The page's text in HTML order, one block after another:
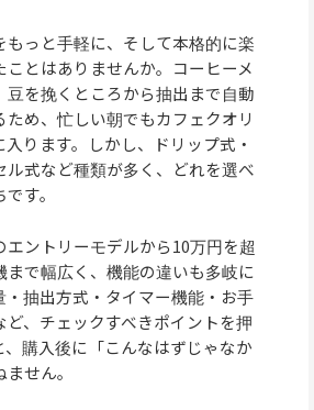
もっと手軽に、そして本格的に楽
ことはありませんか。コーヒーメ
豆を挽くところから抽出まで自動
め、忙しい朝でもカフェクオリ
ります。しかし、ドリップ式・
ル式など種類が多く、どれを選べ
す。
ントリーモデルから10万円を超
まで幅広く、機能の違いも多岐に
・抽出方式・タイマー機能・お手
ど、チェックすべきポイントを押
、購入後に「こんなはずじゃなか
せん。